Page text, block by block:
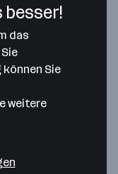
Karte
besser!
das
Sie
weitere